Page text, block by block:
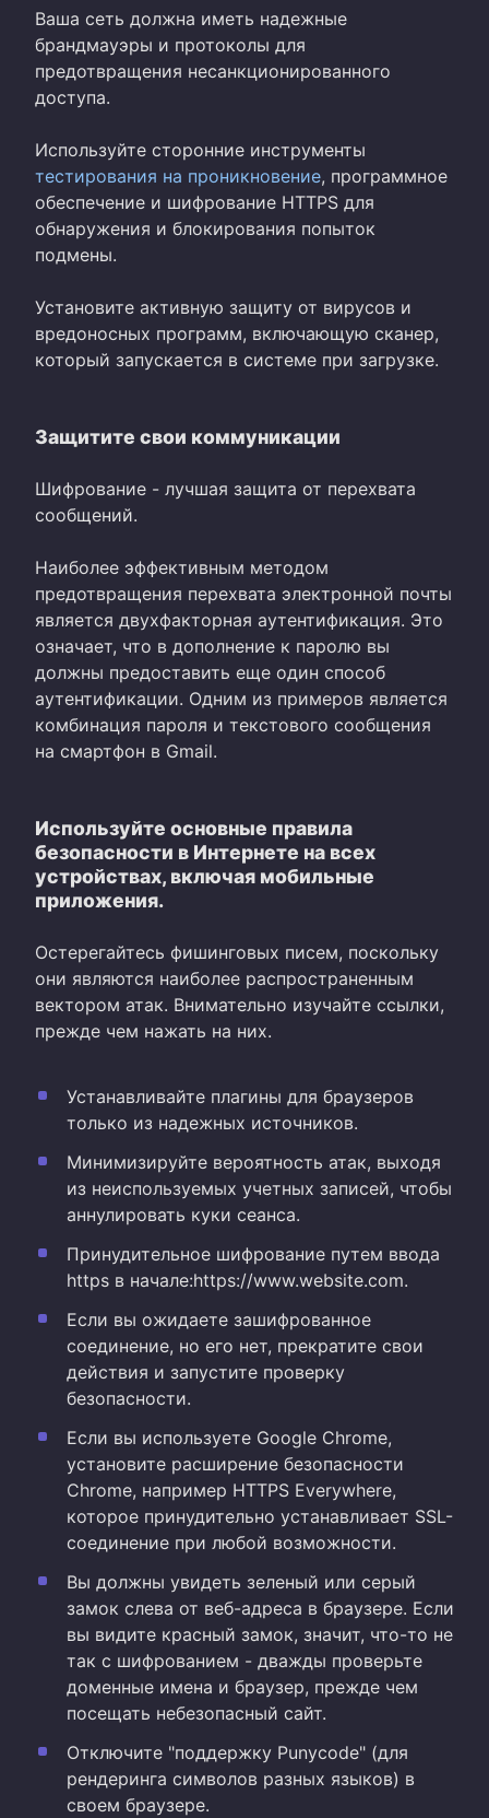
Ваша сеть должна иметь надежные
брандмауэры и протоколы для
предотвращения несанкционированного
доступа.
Используйте сторонние инструменты
тестирования на проникновение, программное
обеспечение и шифрование HTTPS для
обнаружения и блокирования попыток
подмены.
Установите активную защиту от вирусов и
вредоносных программ, включающую сканер,
который запускается в системе при загрузке.
Защитите свои коммуникации
Шифрование - лучшая защита от перехвата
сообщений.
Наиболее эффективным методом
предотвращения перехвата электронной почты
является двухфакторная аутентификация. Это
означает, что в дополнение к паролю вы
должны предоставить еще один способ
аутентификации. Одним из примеров является
комбинация пароля и текстового сообщения
на смартфон в Gmail.
Используйте основные правила
безопасности в Интернете на всех
устройствах, включая мобильные
приложения.
Остерегайтесь фишинговых писем, поскольку
они являются наиболее распространенным
вектором атак. Внимательно изучайте ссылки,
прежде чем нажать на них.
Устанавливайте плагины для браузеров
только из надежных источников.
Минимизируйте вероятность атак, выходя
из неиспользуемых учетных записей, чтобы
аннулировать куки сеанса.
Принудительное шифрование путем ввода
https в начале:https://www.website.com.
Если вы ожидаете зашифрованное
соединение, но его нет, прекратите свои
действия и запустите проверку
безопасности.
Если вы используете Google Chrome,
установите расширение безопасности
Chrome, например HTTPS Everywhere,
которое принудительно устанавливает SSL-
соединение при любой возможности.
Вы должны увидеть зеленый или серый
замок слева от веб-адреса в браузере. Если
вы видите красный замок, значит, что-то не
так с шифрованием - дважды проверьте
доменные имена и браузер, прежде чем
посещать небезопасный сайт.
Отключите "поддержку Punycode" (для
рендеринга символов разных языков) в
своем браузере.